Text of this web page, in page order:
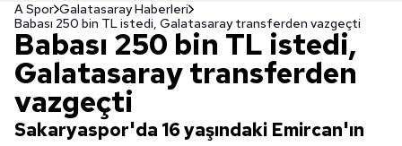
A Spor Galatasaray Haberleri
Babası 250 bin TL istedi, Galatasaray transferden vazgeçti
Babası 250 bin TL istedi,
Galatasaray transferden
vazgeçti
Sakaryaspor'da 16 yaşındaki Emircan'ın